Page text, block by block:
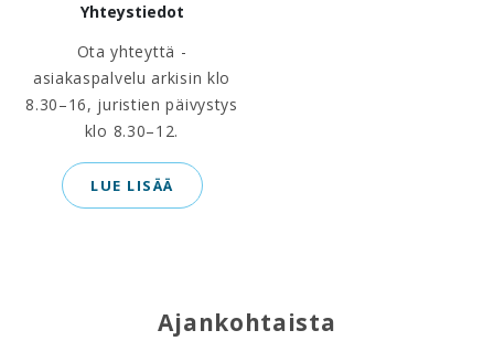
Yhteystiedot
Ota yhteyttä -
asiakaspalvelu arkisin klo
8.30–16, juristien päivystys
klo 8.30–12.
LUE LISÄÄ
Ajankohtaista